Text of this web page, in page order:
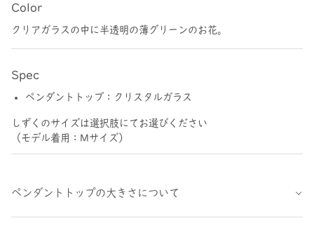
Color
クリアガラスの中に半透明の薄グリーンのお花。
Spec
ペンダントトップ：クリスタルガラス
しずくのサイズは選択肢にてお選びください
（モデル着用：Mサイズ）
ペンダントトップの大きさについて